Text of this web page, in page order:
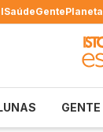
SaúdeGentePlaneta
GENTE